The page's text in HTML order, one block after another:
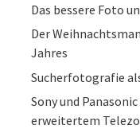
Das bessere Foto
Der
Jahres
Sucherfotografie
Sony und
erweitertem